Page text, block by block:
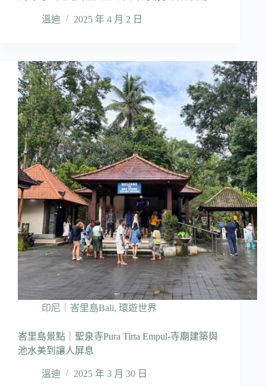
溫迪 2025 年 4 月 2 日
印尼｜峇里島Bali, 環遊世界
峇里島景點｜聖泉寺Pura Tirta Empul-寺廟建築與
池水美到讓人屏息
溫迪 2025 年 3 月 30 日